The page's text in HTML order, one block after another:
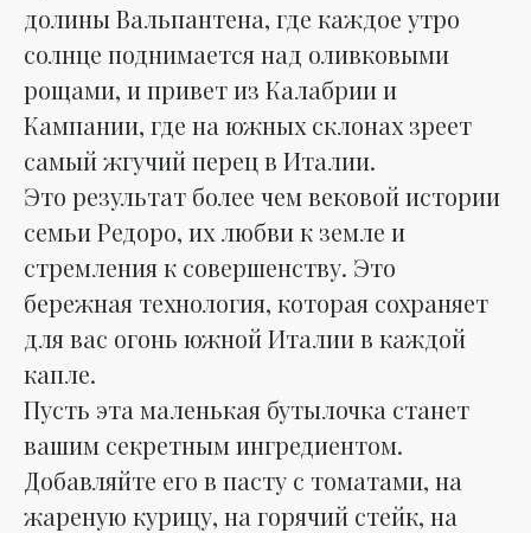
долины Вальпантена, где каждое утро
солнце поднимается над оливковыми
рощами, и привет из Калабрии и
Кампании, где на южных склонах зреет
самый жгучий перец в Италии.
Это результат более чем вековой истории
семьи Редоро, их любви к земле и
стремления к совершенству. Это
бережная технология, которая сохраняет
для вас огонь южной Италии в каждой
капле.
Пусть эта маленькая бутылочка станет
вашим секретным ингредиентом.
Добавляйте его в пасту с томатами, на
жареную курицу, на горячий стейк, на